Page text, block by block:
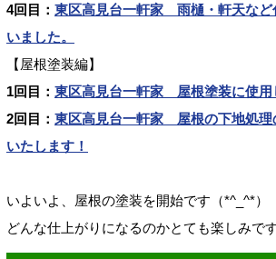
4回目： 東区高見台一軒家 雨樋・軒天など
いました。
【屋根塗装編】
1回目： 東区高見台一軒家 屋根塗装に使用
2回目： 東区高見台一軒家 屋根の下地処理
いたします！
いよいよ、屋根の塗装を開始です（*^_^*）
どんな仕上がりになるのかとても楽しみで